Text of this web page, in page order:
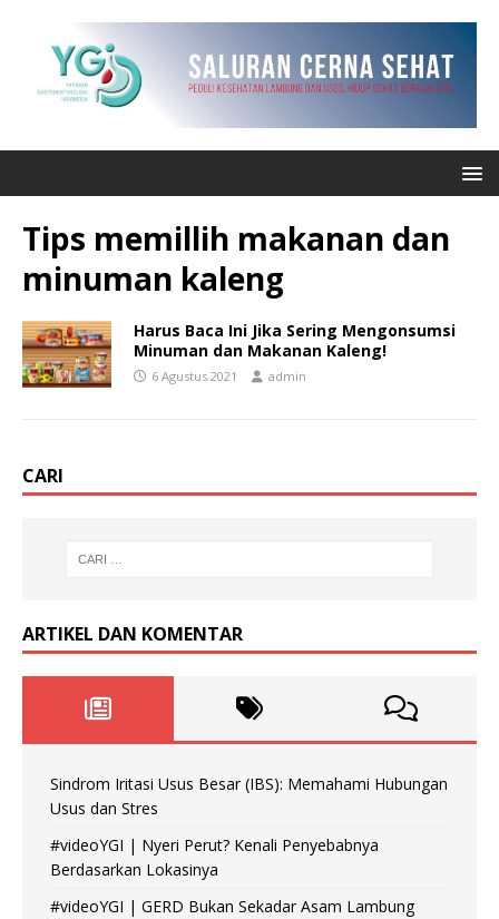
Tips memillih makanan dan
minuman kaleng
Harus Baca Ini Jika Sering Mengonsumsi
Minuman dan Makanan Kaleng!
6 Agustus 2021 admin
CARI
ARTIKEL DAN KOMENTAR
Sindrom Iritasi Usus Besar (IBS): Memahami Hubungan
Usus dan Stres
#videoYGI | Nyeri Perut? Kenali Penyebabnya
Berdasarkan Lokasinya
#videoYGI | GERD Bukan Sekadar Asam Lambung